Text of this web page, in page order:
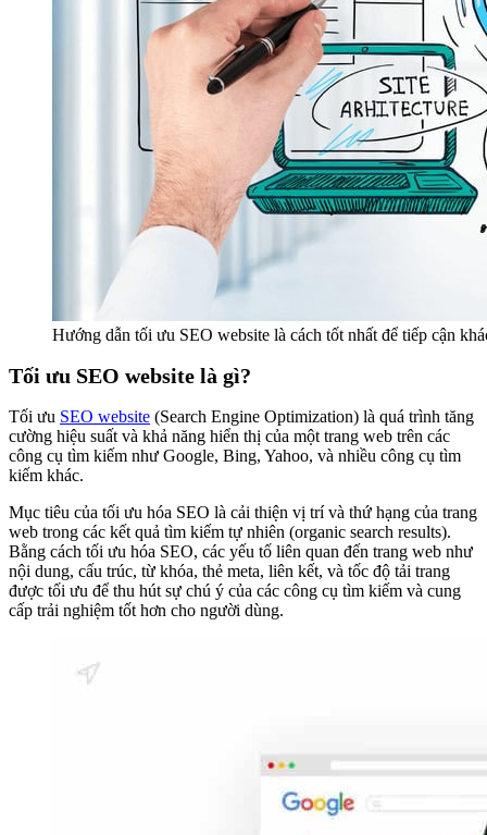
Hướng dẫn tối ưu SEO website là cách tốt nhất để tiếp cận
Tối ưu SEO website là gì?
Tối ưu SEO website (Search Engine Optimization) là quá trình tăng
cường hiệu suất và khả năng hiển thị của một trang web trên các
công cụ tìm kiếm như Google, Bing, Yahoo, và nhiều công cụ tìm
kiếm khác.
Mục tiêu của tối ưu hóa SEO là cải thiện vị trí và thứ hạng của trang
web trong các kết quả tìm kiếm tự nhiên (organic search results).
Bằng cách tối ưu hóa SEO, các yếu tố liên quan đến trang web như
nội dung, cấu trúc, từ khóa, thẻ meta, liên kết, và tốc độ tải trang
được tối ưu để thu hút sự chú ý của các công cụ tìm kiếm và cung
cấp trải nghiệm tốt hơn cho người dùng.